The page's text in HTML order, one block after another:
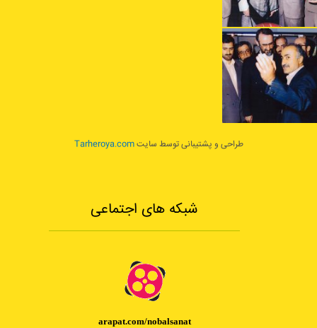
طراحی و پشتیبانی توسط سایتTarheroya.com
شبکه های اجتماعی
arapat.com/nobalsanat